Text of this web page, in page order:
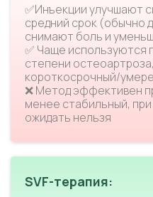
✅Инъекции улучшают
средний срок (обычно
снимают боль и
✅ Чаще используются
степени
короткосрочный/
❌ Метод эффективен
менее стабильный,
ожидать нельзя
SVF-терапия: